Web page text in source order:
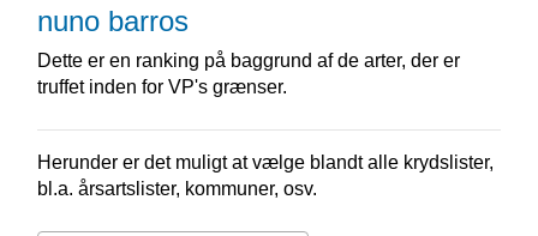
nuno barros
Dette er en ranking på baggrund af de arter, der er
truffet inden for VP's grænser.
Herunder er det muligt at vælge blandt alle krydslister,
bl.a. årsartslister, kommuner, osv.